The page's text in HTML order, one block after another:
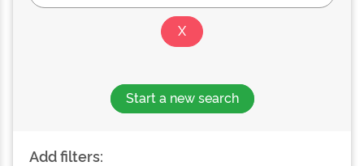
Start a new search
Add filters: